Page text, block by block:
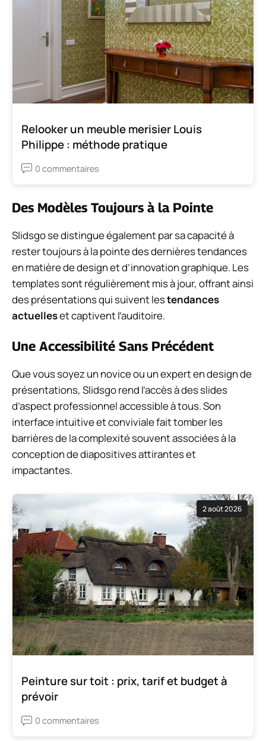
Relooker un meuble merisier Louis
Philippe : méthode pratique
0 commentaires
Des Modèles Toujours à la Pointe
Slidsgo se distingue également par sa capacité à
rester toujours à la pointe des dernières tendances
en matière de design et d’innovation graphique. Les
templates sont régulièrement mis à jour, offrant ainsi
des présentations qui suivent lestendances
actuelleset captivent l’auditoire.
Une Accessibilité Sans Précédent
Que vous soyez un novice ou un expert en design de
présentations, Slidsgo rend l’accès à des slides
d’aspect professionnel accessible à tous. Son
interface intuitive et conviviale fait tomber les
barrières de la complexité souvent associées à la
conception de diapositives attirantes et
impactantes.
2 août 2026
Peinture sur toit : prix, tarif et budget à
prévoir
0 commentaires